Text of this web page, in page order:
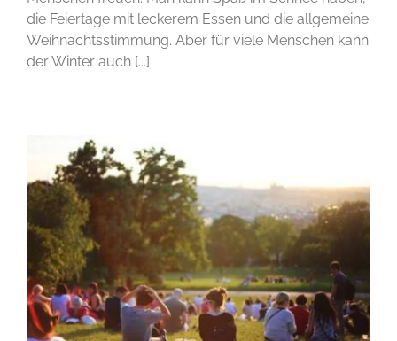
die Feiertage mit leckerem Essen und die allgemeine
Weihnachtsstimmung. Aber für viele Menschen kann
der Winter auch [...]